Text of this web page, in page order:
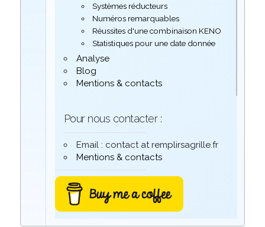
Systèmes réducteurs
Numéros remarquables
Réussites d'une combinaison KENO
Statistiques pour une date donnée
Analyse
Blog
Mentions & contacts
Pour nous contacter :
Email : contact at remplirsagrille.fr
Mentions & contacts